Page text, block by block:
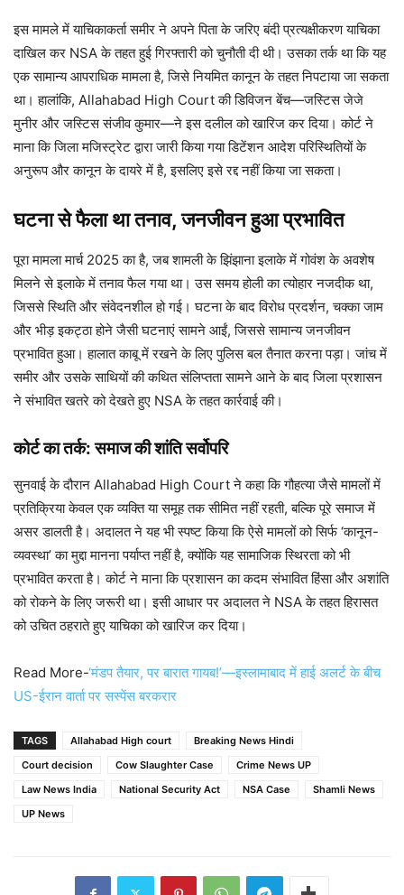
इस मामले में याचिकाकर्ता समीर ने अपने पिता के जरिए बंदी प्रत्यक्षीकरण याचिका
दाखिल कर NSA के तहत हुई गिरफ्तारी को चुनौती दी थी। उसका तर्क था कि यह
एक सामान्य आपराधिक मामला है, जिसे नियमित कानून के तहत निपटाया जा सकता
था। हालांकि, Allahabad High Court की डिविजन बेंच—जस्टिस जेजे
मुनीर और जस्टिस संजीव कुमार—ने इस दलील को खारिज कर दिया। कोर्ट ने
माना कि जिला मजिस्ट्रेट द्वारा जारी किया गया डिटेंशन आदेश परिस्थितियों के
अनुरूप और कानून के दायरे में है, इसलिए इसे रद्द नहीं किया जा सकता।
घटना से फैला था तनाव, जनजीवन हुआ प्रभावित
पूरा मामला मार्च 2025 का है, जब शामली के झिंझाना इलाके में गोवंश के अवशेष
मिलने से इलाके में तनाव फैल गया था। उस समय होली का त्योहार नजदीक था,
जिससे स्थिति और संवेदनशील हो गई। घटना के बाद विरोध प्रदर्शन, चक्का जाम
और भीड़ इकट्ठा होने जैसी घटनाएं सामने आईं, जिससे सामान्य जनजीवन
प्रभावित हुआ। हालात काबू में रखने के लिए पुलिस बल तैनात करना पड़ा। जांच में
समीर और उसके साथियों की कथित संलिप्तता सामने आने के बाद जिला प्रशासन
ने संभावित खतरे को देखते हुए NSA के तहत कार्रवाई की।
कोर्ट का तर्क: समाज की शांति सर्वोपरि
सुनवाई के दौरान Allahabad High Court ने कहा कि गौहत्या जैसे मामलों में
प्रतिक्रिया केवल एक व्यक्ति या समूह तक सीमित नहीं रहती, बल्कि पूरे समाज में
असर डालती है। अदालत ने यह भी स्पष्ट किया कि ऐसे मामलों को सिर्फ ‘कानून-
व्यवस्था’ का मुद्दा मानना पर्याप्त नहीं है, क्योंकि यह सामाजिक स्थिरता को भी
प्रभावित करता है। कोर्ट ने माना कि प्रशासन का कदम संभावित हिंसा और अशांति
को रोकने के लिए जरूरी था। इसी आधार पर अदालत ने NSA के तहत हिरासत
को उचित ठहराते हुए याचिका को खारिज कर दिया।
Read More-‘मंडप तैयार, पर बारात गायब!’—इस्लामाबाद में हाई अलर्ट के बीच
US-ईरान वार्ता पर सस्पेंस बरकरार
TAGS Allahabad High court
Breaking News Hindi
Court decision
Cow Slaughter Case
Crime News UP
Law News India
National Security Act NSA Case
Shamli News
UP News